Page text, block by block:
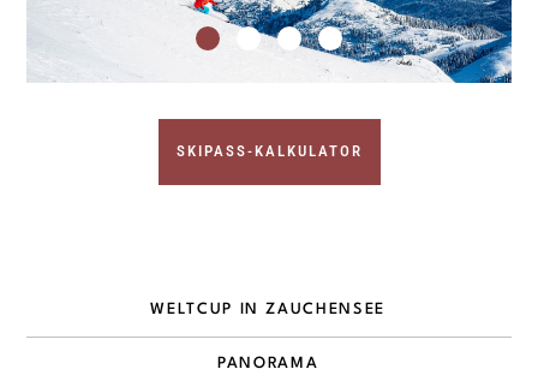
SKIPASS-KALKULATOR
WELTCUP IN ZAUCHENSEE
PANORAMA